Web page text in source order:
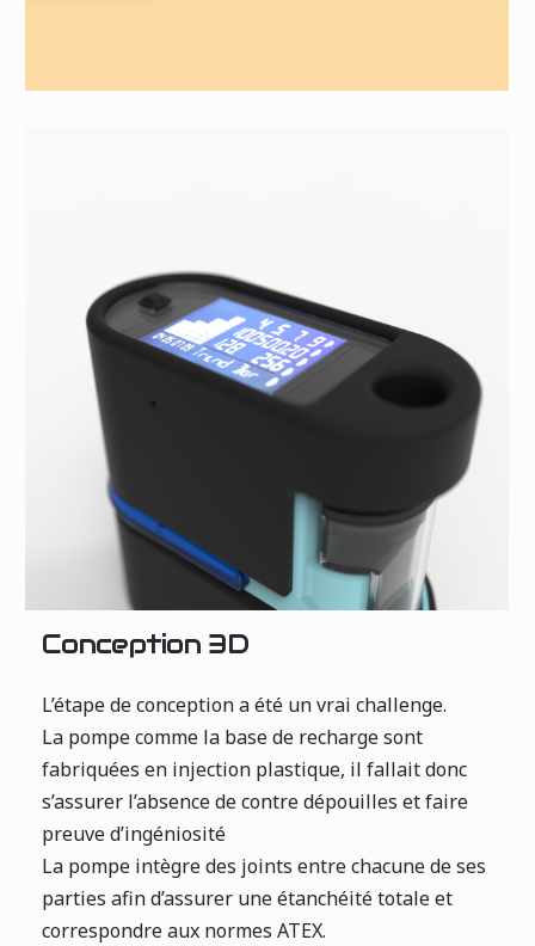
Conception 3D
L’étape de conception a été un vrai challenge.
La pompe comme la base de recharge sont
fabriquées en injection plastique, il fallait donc
s’assurer l’absence de contre dépouilles et faire
preuve d’ingéniosité
La pompe intègre des joints entre chacune de ses
parties afin d’assurer une étanchéité totale et
correspondre aux normes ATEX.